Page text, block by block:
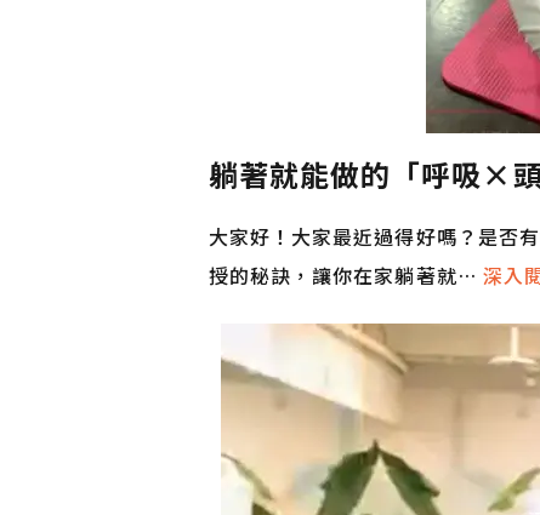
躺著就能做的「呼吸×
大家好！大家最近過得好嗎？是否
授的秘訣，讓你在家躺著就… 深入